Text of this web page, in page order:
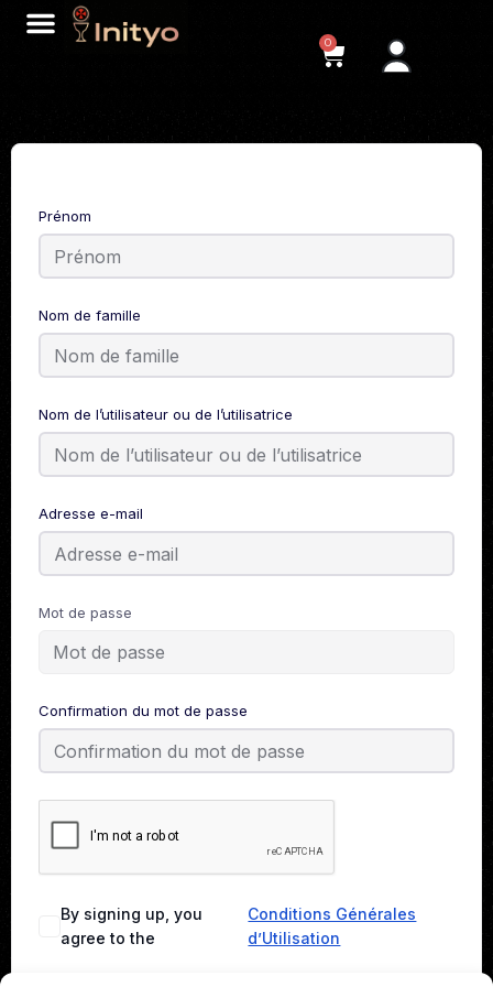
0
Prénom
Nom de famille
Nom de l’utilisateur ou de l’utilisatrice
Adresse e-mail
Mot de passe
Confirmation du mot de passe
By signing up, you
agree to the
Conditions Générales
d’Utilisation